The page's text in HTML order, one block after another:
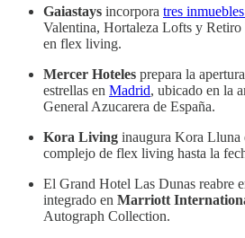
Gaiastays incorpora tres
Valentina, Hortaleza Lofts y
en flex living.
Mercer Hoteles prepara la
estrellas en Madrid, ubicado en la
General Azucarera de España.
Kora Living inaugura Kora Lluna
complejo de flex living hasta la
El Grand Hotel Las Dunas reabre
integrado en Marriott
Autograph Collection.